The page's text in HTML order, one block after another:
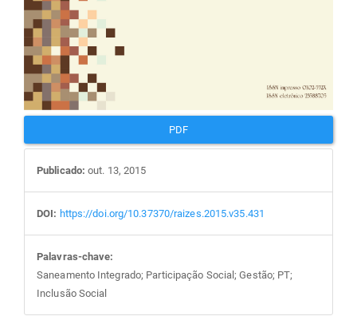
PDF
Publicado: out. 13, 2015
DOI: https://doi.org/10.37370/raizes.2015.v35.431
Palavras-chave:
Saneamento Integrado; Participação Social; Gestão; PT;
Inclusão Social